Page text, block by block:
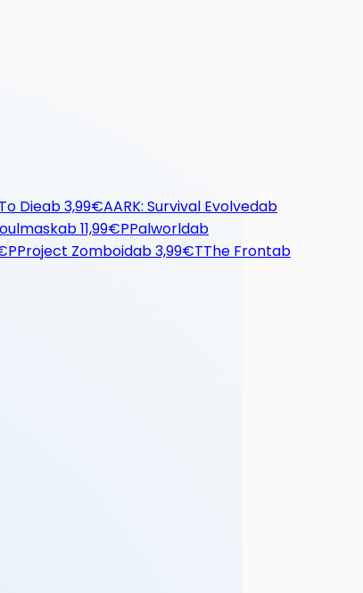
Dieab3,99€AARK: Survival Evolvedab
ab11,99€PPalworldab
PProject Zomboidab3,99€TThe Frontab